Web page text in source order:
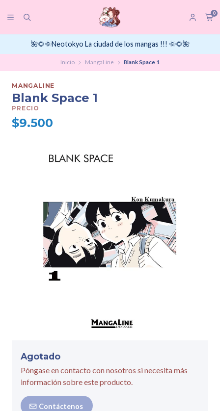
0
🌺🌻🌞Neotokyo La ciudad de los mangas !!! 🌞🌻🌺
Inicio MangaLine Blank Space 1
MANGALINE
Blank Space 1
PRECIO
$9.500
Agotado
Póngase en contacto con nosotros si necesita más
información sobre este producto.
Contáctenos